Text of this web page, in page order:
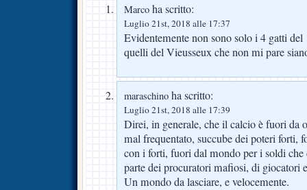
Marco ha scritto:
Luglio 21st, 2018 alle 17:37
Evidentemente non sono solo i 4 gatti
quelli del Vieusseux che non mi pare
maraschino ha scritto:
Luglio 21st, 2018 alle 17:39
Direi, in generale, che il calcio è fuori da
mal frequentato, succube dei poteri forti,
con i forti, fuori dal mondo per i soldi che
parte dei procuratori mafiosi, di giocatori
Un mondo da lasciare, e velocemente.